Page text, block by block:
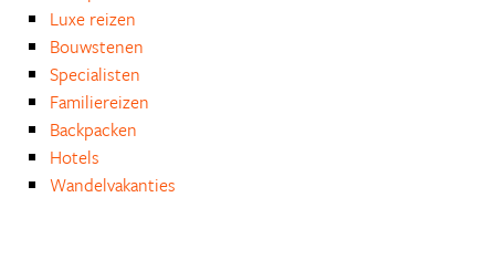
Luxe reizen
Bouwstenen
Specialisten
Familiereizen
Backpacken
Hotels
Wandelvakanties